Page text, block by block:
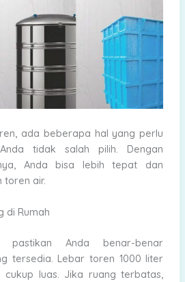
ada beberapa hal yang perlu
tidak salah pilih. Dengan
Anda bisa lebih tepat dan
toren air.
di Rumah
pastikan Anda benar-benar
tersedia. Lebar toren 1000 liter
cukup luas. Jika ruang terbatas,